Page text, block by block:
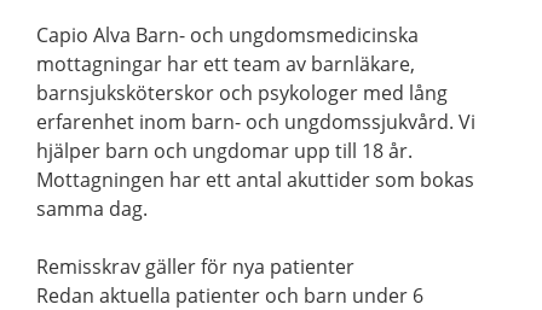
Capio Alva Barn- och ungdomsmedicinska
mottagningar har ett team av barnläkare,
barnsjuksköterskor och psykologer med lång
erfarenhet inom barn- och ungdomssjukvård. Vi
hjälper barn och ungdomar upp till 18 år.
Mottagningen har ett antal akuttider som bokas
samma dag.
Remisskrav gäller för nya patienter
Redan aktuella patienter och barn under 6